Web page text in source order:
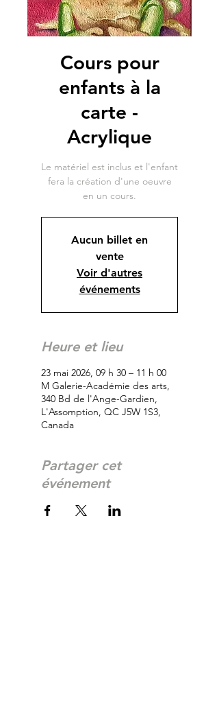
Cours pour
enfants à la
carte -
Acrylique
Le matériel est inclus et l'enfant
fera la création d'une oeuvre
en un cours.
Aucun billet en
vente
Voir d'autres
événements
Heure et lieu
23 mai 2026, 09 h 30 – 11 h 00
M Galerie-Académie des arts,
340 Bd de l'Ange-Gardien,
L'Assomption, QC J5W 1S3,
Canada
Partager cet
événement